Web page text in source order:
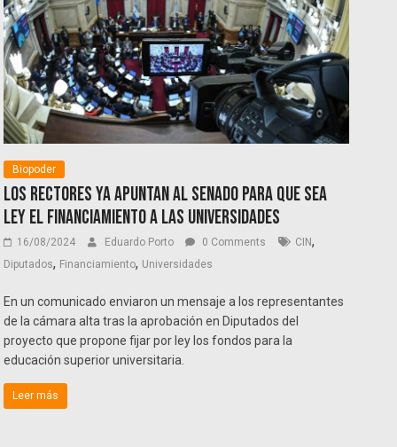
Biopoder
Los rectores ya apuntan al Senado para que sea
ley el financiamiento a las universidades
16/08/2024 Eduardo Porto 0 Comments CIN,
Diputados, Financiamiento, Universidades
En un comunicado enviaron un mensaje a los representantes
de la cámara alta tras la aprobación en Diputados del
proyecto que propone fijar por ley los fondos para la
educación superior universitaria.
Leer más